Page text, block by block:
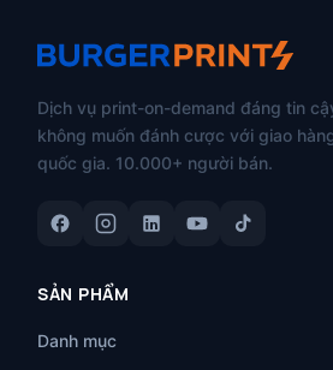
Dịch vụ print-on-demand đáng tin
không muốn đánh cược với giao
quốc gia. 10.000+ người bán.
SẢN PHẨM
Danh mục